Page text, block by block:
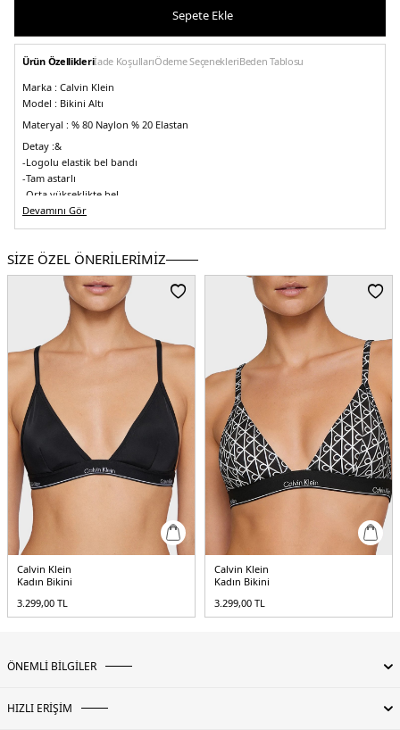
Sepete Ekle
Ürün Özellikleriİade KoşullarıÖdeme SeçenekleriBeden Tablosu
Marka : Calvin Klein
Model : Bikini Altı
Materyal : % 80 Naylon % 20 Elastan
Detay :&
-Logolu elastik bel bandı
-Tam astarlı
-Orta yükseklikte bel
Üretim Yeri :Vietnam
5DE2KW0KW02353BEH.07
Devamını Gör
SİZE ÖZEL ÖNERİLERİMİZ
Calvin Klein
Kadın Bikini
3.299,00 TL
Calvin Klein
Kadın Bikini
3.299,00 TL
ÖNEMLİ BİLGİLER
HIZLI ERİŞİM